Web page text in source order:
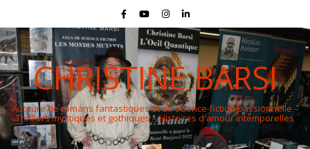
CHRISTINE BARSI
Auteure de romans fantastiques et de science-fiction passionnelle –
Thrillers mystiques et gothiques – Histoires d'amour intemporelles